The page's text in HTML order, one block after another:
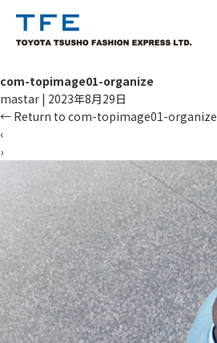
com-topimage01-organize
mastar | 2023年8月29日
← Return to com-topimage01-organize
‹
›